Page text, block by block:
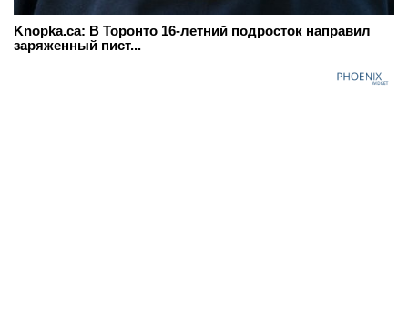
Knopka.ca: В Торонто 16-летний подросток направил
заряженный пист...